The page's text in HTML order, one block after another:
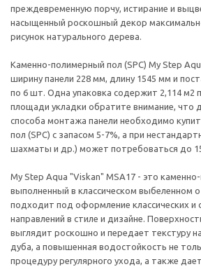
преждевременную порчу, истирание и
насыщенный роскошный декор
рисунок натурального дерева.
Каменно-полимерный пол (SPC) My Step
ширину панели 228 мм, длину 1545 мм и
по 6 шт. Одна упаковка содержит 2,114 м2
площади укладки обратите внимание, что
способа монтажа панели необходимо
пол (SPC) с запасом 5-7%, а при
шахматы и др.) может потребоваться до
My Step Aqua "Viskan" MSA17 - это
выполненный в классическом выбеленном
подходит под оформление классических и
направлений в стиле и дизайне.
выглядит роскошно и передает текстуру
дуба, а повышенная водостойкость не
процедуру регулярного ухода, а также